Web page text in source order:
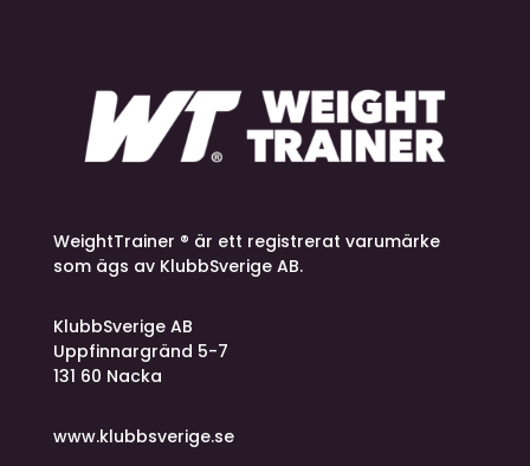
WeightTrainer ® är ett registrerat varumärke
som ägs av KlubbSverige AB.
KlubbSverige AB
Uppfinnargränd 5-7
131 60 Nacka
www.klubbsverige.se